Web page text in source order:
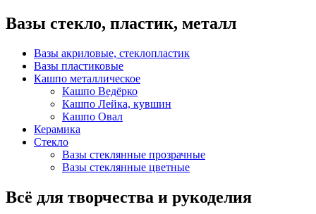
Вазы стекло, пластик, металл
Вазы акриловые, стеклопластик
Вазы пластиковые
Кашпо металлическое
Кашпо Ведёрко
Кашпо Лейка, кувшин
Кашпо Овал
Керамика
Стекло
Вазы стеклянные прозрачные
Вазы стеклянные цветные
Всё для творчества и рукоделия